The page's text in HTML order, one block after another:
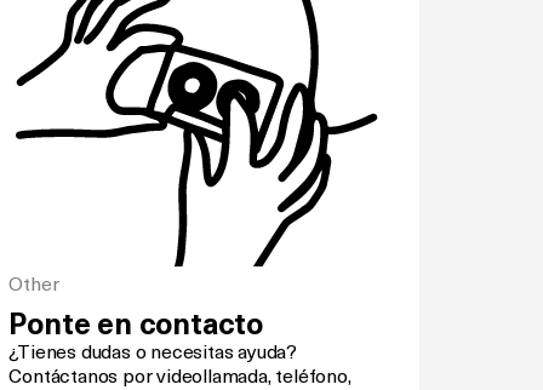
Other
Ponte en contacto
¿Tienes dudas o necesitas ayuda?
Contáctanos por videollamada, teléfono,